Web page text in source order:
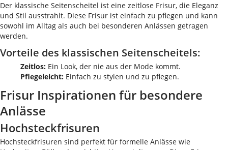
Der klassische Seitenscheitel ist eine zeitlose Frisur, die Eleganz
und Stil ausstrahlt. Diese Frisur ist einfach zu pflegen und kann
sowohl im Alltag als auch bei besonderen Anlässen getragen
werden.
Vorteile des klassischen Seitenscheitels:
Zeitlos: Ein Look, der nie aus der Mode kommt.
Pflegeleicht: Einfach zu stylen und zu pflegen.
Frisur Inspirationen für besondere
Anlässe
Hochsteckfrisuren
Hochsteckfrisuren sind perfekt für formelle Anlässe wie